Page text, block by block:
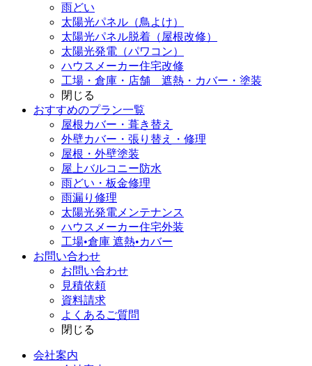
雨どい
太陽光パネル（鳥よけ）
太陽光パネル脱着（屋根改修）
太陽光発電（パワコン）
ハウスメーカー住宅改修
工場・倉庫・店舗 遮熱・カバー・塗装
閉じる
おすすめのプラン一覧
屋根カバー・葺き替え
外壁カバー・張り替え・修理
屋根・外壁塗装
屋上バルコニー防水
雨どい・板金修理
雨漏り修理
太陽光発電メンテナンス
ハウスメーカー住宅外装
工場•倉庫 遮熱•カバー
お問い合わせ
お問い合わせ
見積依頼
資料請求
よくあるご質問
閉じる
会社案内